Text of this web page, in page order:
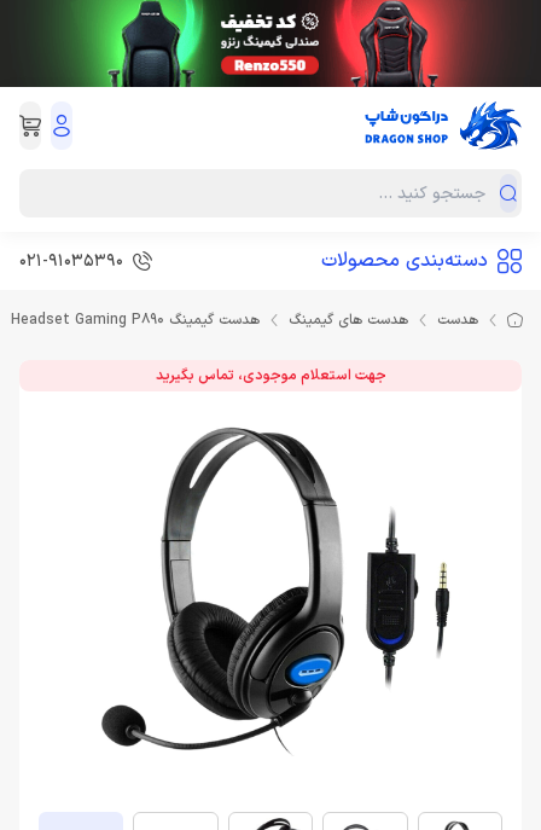
دسته‌بندی محصولات 021-91035390
هدست هدست های گیمینگ هدست گیمینگ Headset Gaming P890
جهت استعلام موجودی، تماس بگیرید